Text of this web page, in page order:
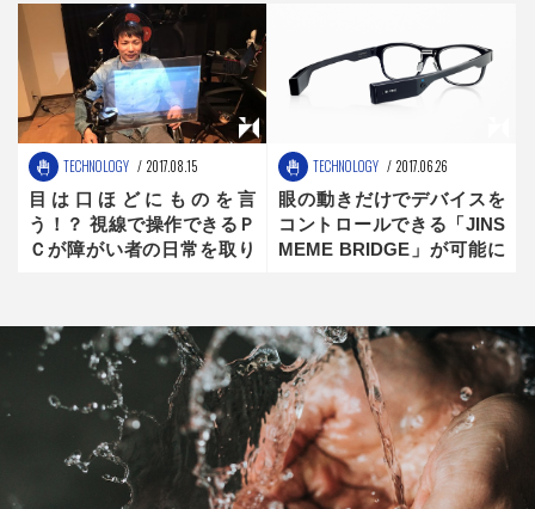
innovator】前編
TECHNOLOGY 2017.08.15
目は口ほどにものを言
う！？ 視線で操作できるＰ
Ｃが障がい者の日常を取り
TECHNOLOGY 2017.06.26
眼の動きだけでデバイスを
コントロールできる「JINS
MEME BRIDGE」が可能に